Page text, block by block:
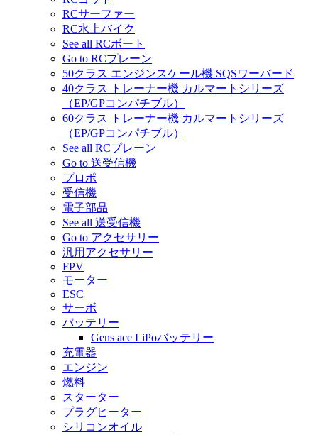
RCサーファー
RC水上バイク
See all RCボート
Go to RCプレーン
50クラス エンジンスケール機 SQSワーバード
40クラス トレーナー機 カルマートシリーズ
（EP/GPコンパチブル）
60クラス トレーナー機 カルマートシリーズ
（EP/GPコンパチブル）
See all RCプレーン
Go to 送受信機
プロポ
受信機
電子部品
See all 送受信機
Go to アクセサリー
汎用アクセサリー
FPV
モーター
ESC
サーボ
バッテリー
Gens ace LiPoバッテリー
充電器
エンジン
燃料
スターター
プラグヒーター
シリコンオイル